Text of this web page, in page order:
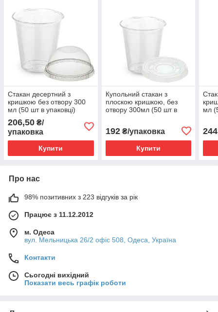
Стакан десертний з
кришкою без отвору 300
мл (50 шт в упаковці)
206,50 ₴/
упаковка
Купити
Купольний стакан з
плоскою кришкою, без
отвору 300мл (50 шт в
192₴/упаковка
Купити
мл
244
Про нас
98% позитивних з 223 відгуків за рік
Працює з 11.12.2012
м. Одеса
вул. Мельницька 26/2 офіс 508, Одеса, Україна
Контакти
Сьогодні вихідний
Показати весь графік роботи